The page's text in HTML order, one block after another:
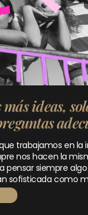
ideas,
trabajamos en la
nos hacen la
pensar siempre
sofisticada como